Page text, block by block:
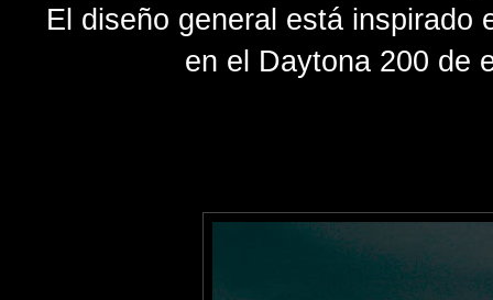
El diseño general está inspirado
en el Daytona 200 de